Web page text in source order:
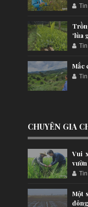
'lùa
Mắc
CHUYÊN GIA
Vui
vườn
Một